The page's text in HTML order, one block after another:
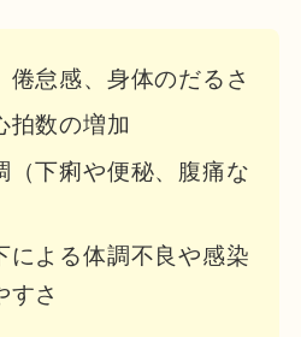
倦怠感、身体のだるさ
拍数の増加
（下痢や便秘、腹痛な
による体調不良や感染
すさ